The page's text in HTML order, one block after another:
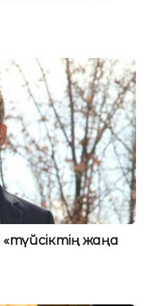
«түйсіктің жаңа